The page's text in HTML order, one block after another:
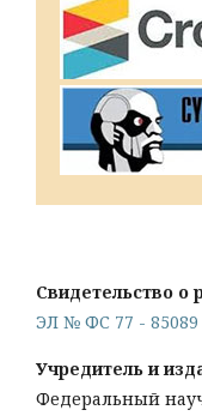
Свидетельство о
ЭЛ № ФС 77 - 85089
Учредитель и
Федеральный